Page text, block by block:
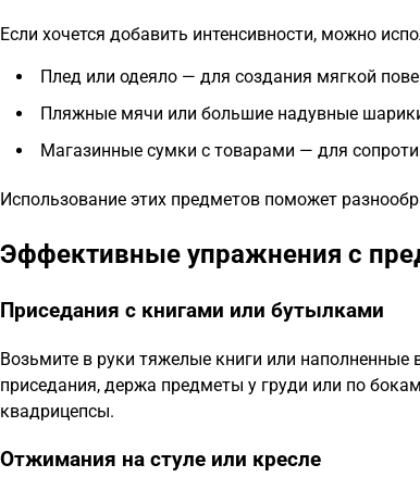
Если хочется добавить интенсивности, можно
Плед или одеяло — для создания мягкой
Пляжные мячи или большие надувные
Магазинные сумки с товарами — для
Использование этих предметов поможет
Эффективные упражнения с
Приседания с книгами или бутылками
Возьмите в руки тяжелые книги или
приседания, держа предметы у груди или по
квадрицепсы.
Отжимания на стуле или кресле